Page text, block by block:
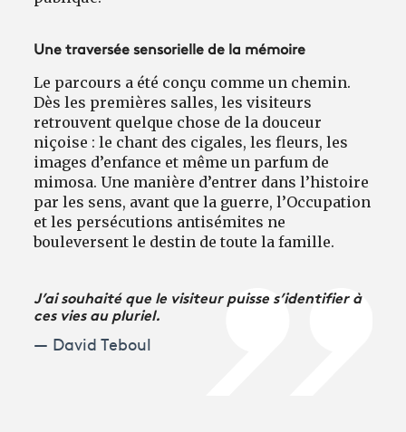
Une traversée sensorielle de la mémoire
Le parcours a été conçu comme un chemin.
Dès les premières salles, les visiteurs
retrouvent quelque chose de la douceur
niçoise : le chant des cigales, les fleurs, les
images d’enfance et même un parfum de
mimosa. Une manière d’entrer dans l’histoire
par les sens, avant que la guerre, l’Occupation
et les persécutions antisémites ne
bouleversent le destin de toute la famille.
J’ai souhaité que le visiteur puisse s’identifier à
ces vies au pluriel.
David Teboul